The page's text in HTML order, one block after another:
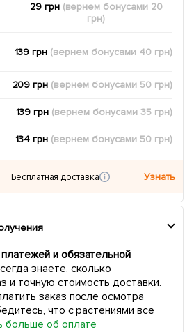
29 грн (вернем бонусами 20
грн)
139 грн (вернем бонусами 40 грн)
209 грн (вернем бонусами 50 грн)
139 грн (вернем бонусами35 грн)
134 грн (вернем бонусами 50 грн)
Бесплатная доставка Узнать
и обязательной
знаете, сколько
и точную стоимость доставки.
заказ после осмотра
что с растениями все
больше об оплате